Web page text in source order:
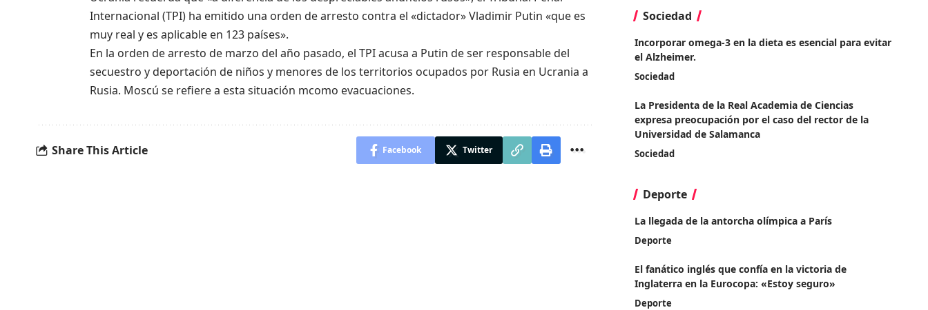
Internacional (TPI) ha emitido una orden de arresto contra el «dictador» Vladimir Putin «que es
muy real y es aplicable en 123 países».
En la orden de arresto de marzo del año pasado, el TPI acusa a Putin de ser responsable del
secuestro y deportación de niños y menores de los territorios ocupados por Rusia en Ucrania a
Rusia. Moscú se refiere a esta situación mcomo evacuaciones.
Share This Article Facebook Twitter
Sociedad
Incorporar omega-3 en la dieta es esencial para evitar
el Alzheimer.
Sociedad
La Presidenta de la Real Academia de Ciencias
expresa preocupación por el caso del rector de la
Universidad de Salamanca
Sociedad
Deporte
La llegada de la antorcha olímpica a París
Deporte
El fanático inglés que confía en la victoria de
Inglaterra en la Eurocopa: «Estoy seguro»
Deporte